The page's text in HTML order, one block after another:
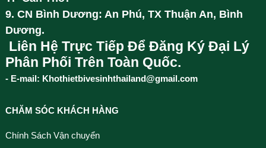
9. CN Bình Dương: An Phú, TX Thuận An, Bình
Dương.
Liên Hệ Trực Tiếp Để Đăng Ký Đại Lý
Phân Phối Trên Toàn Quốc.
- E-mail: Khothietbivesinhthailand@gmail.com
CHĂM SÓC KHÁCH HÀNG
Chính Sách Vận chuyển